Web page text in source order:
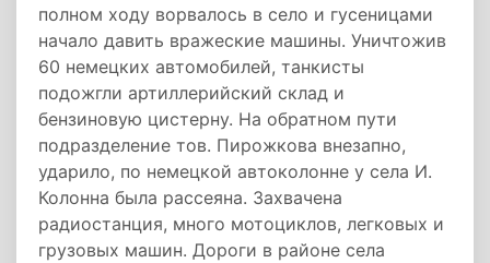
полном ходу ворвалось в село и гусеницами
начало давить вражеские машины. Уничтожив
60 немецких автомобилей, танкисты
подожгли артиллерийский склад и
бензиновую цистерну. На обратном пути
подразделение тов. Пирожкова внезапно,
ударило, по немецкой автоколонне у села И.
Колонна была рассеяна. Захвачена
радиостанция, много мотоциклов, легковых и
грузовых машин. Дороги в районе села